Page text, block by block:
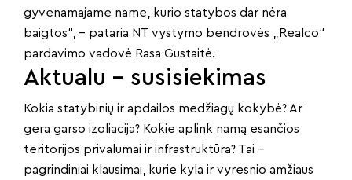
gyvenamajame name, kurio statybos dar nėra
baigtos“, – pataria NT vystymo bendrovės „Realco“
pardavimo vadovė Rasa Gustaitė.
Aktualu – susisiekimas
Kokia statybinių ir apdailos medžiagų kokybė? Ar
gera garso izoliacija? Kokie aplink namą esančios
teritorijos privalumai ir infrastruktūra? Tai –
pagrindiniai klausimai, kurie kyla ir vyresnio amžiaus